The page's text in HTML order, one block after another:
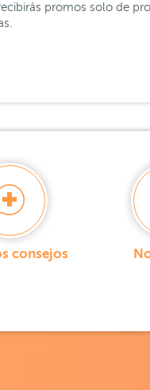
promos solo de
consejos